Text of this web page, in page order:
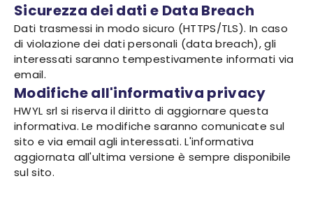
Sicurezza dei dati e Data Breach
Dati trasmessi in modo sicuro (HTTPS/TLS). In caso
di violazione dei dati personali (data breach), gli
interessati saranno tempestivamente informati via
email.
Modifiche all'informativa privacy
HWYL srl si riserva il diritto di aggiornare questa
informativa. Le modifiche saranno comunicate sul
sito e via email agli interessati. L'informativa
aggiornata all'ultima versione è sempre disponibile
sul sito.